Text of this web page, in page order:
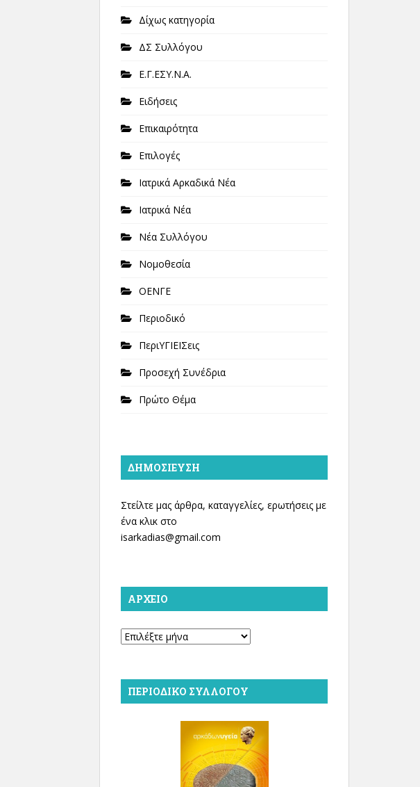
Δίχως κατηγορία
ΔΣ Συλλόγου
Ε.Γ.ΕΣΥ.Ν.Α.
Ειδήσεις
Επικαιρότητα
Επιλογές
Ιατρικά Αρκαδικά Νέα
Ιατρικά Νέα
Νέα Συλλόγου
Νομοθεσία
ΟΕΝΓΕ
Περιοδικό
ΠεριΥΓΙΕΙΣεις
Προσεχή Συνέδρια
Πρώτο Θέμα
ΔΗΜΟΣΊΕΥΣΗ
Στείλτε μας άρθρα, καταγγελίες, ερωτήσεις με
ένα κλικ στο
isarkadias@gmail.com
ΑΡΧΕΊΟ
Αρχείο
ΠΕΡΙΟΔΙΚΌ ΣΥΛΛΌΓΟΥ